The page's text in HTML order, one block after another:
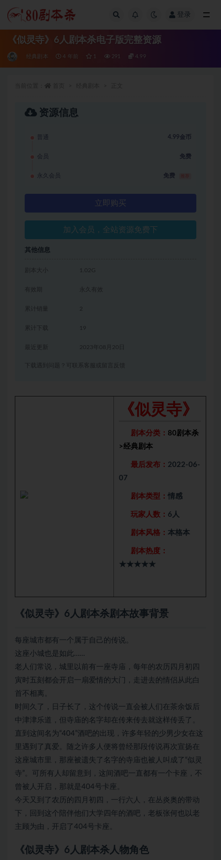
登录
《似灵寺》6人剧本杀电子版完整资源
经典剧本 4 年前 1 291 4.99
资源信息
普通 4.99金币
会员 免费
永久会员 免费
立即购买
加入会员，全站资源免费下
其他信息
剧本大小 1.02G
有效期 永久有效
累计销量 2
累计下载 19
2023年08月20日
下载遇到问题？可联系客服或留言反馈
《似灵寺》
剧本分类： 80剧本杀
>经典剧本
最后发布： 2022-06-
07
剧本类型： 情感
玩家人数： 6人
剧本风格： 本格本
剧本热度：
★★★★★
《似灵寺》6人剧本杀剧本故事背景
每座城市都有一个属于自己的传说。
这座小城也是如此……
老人们常说，城里以前有一座寺庙，每年的农历四月初四
寅时五刻都会开启一扇爱情的大门，走进去的情侣从此白
首不相离。
时间久了，日子长了，这个传说一直会被人们在茶余饭后
中津津乐道，但寺庙的名字却在传来传去就这样传丢了。
直到这间名为“404”酒吧的出现，许多年轻的少男少女在这
里遇到了真爱。随之许多人便将曾经那段传说再次宣扬在
这座城市里，那座被遗失了名字的寺庙也被人叫成了“似灵
寺”。可所有人却留意到，这间酒吧一直都有一个卡座，不
曾被人开启，那就是404号卡座。
今天又到了农历的四月初四，一行六人，在丛炎奥的带动
下，回到这个陪伴他们大学四年的酒吧，老板张何也以老
主顾为由，开启了404号卡座。
《似灵寺》6人剧本杀人物角色